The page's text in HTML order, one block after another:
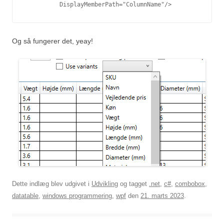
          DisplayMemberPath="ColumnName"/>
Og så fungerer det, yeay!
Dette indlæg blev udgivet i Udvikling og tagget .net c#, combobox
datatable windows programmering wpf den 21. marts 2023